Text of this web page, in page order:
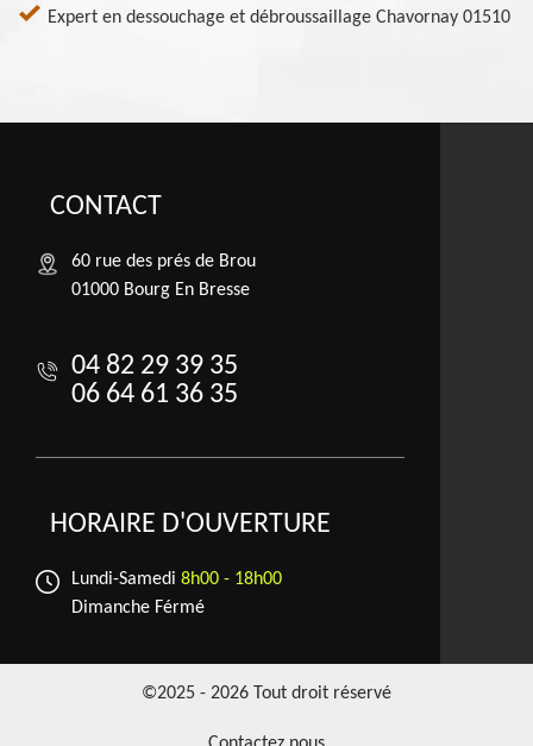
Expert en dessouchage et débroussaillage Chavornay 01510
CONTACT
60 rue des prés de Brou
01000 Bourg En Bresse
04 82 29 39 35
06 64 61 36 35
HORAIRE D'OUVERTURE
Lundi-Samedi 8h00 - 18h00
Dimanche Férmé
©2025 - 2026 Tout droit réservé